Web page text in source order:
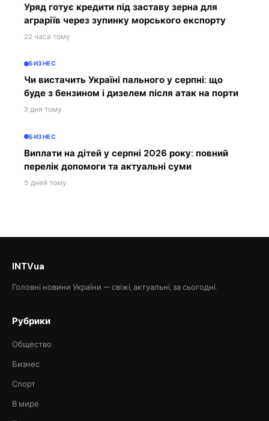
Уряд готує кредити під заставу зерна для
аграріїв через зупинку морського експорту
22 часа тому
БИЗНЕС
Чи вистачить Україні пального у серпні: що
буде з бензином і дизелем після атак на порти
3 дня тому
БИЗНЕС
Виплати на дітей у серпні 2026 року: повний
перелік допомоги та актуальні суми
5 дней тому
INTVua
Головні новини України — свіжі, актуальні, за сьогодні.
Рубрики
Общество
Бизнес
Спорт
В мире